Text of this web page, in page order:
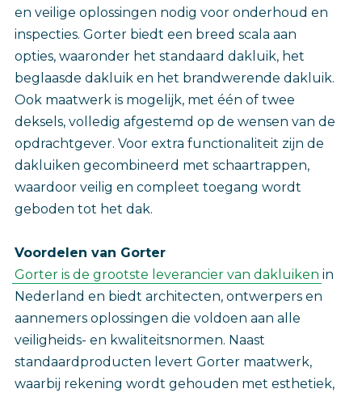
en veilige oplossingen nodig voor onderhoud en
inspecties. Gorter biedt een breed scala aan
opties, waaronder het standaard dakluik, het
beglaasde dakluik en het brandwerende dakluik.
Ook maatwerk is mogelijk, met één of twee
deksels, volledig afgestemd op de wensen van de
opdrachtgever. Voor extra functionaliteit zijn de
dakluiken gecombineerd met schaartrappen,
waardoor veilig en compleet toegang wordt
geboden tot het dak.
Voordelen van Gorter
Gorter is de grootste leverancier van dakluiken in
Nederland en biedt architecten, ontwerpers en
aannemers oplossingen die voldoen aan alle
veiligheids- en kwaliteitsnormen. Naast
standaardproducten levert Gorter maatwerk,
waarbij rekening wordt gehouden met esthetiek,